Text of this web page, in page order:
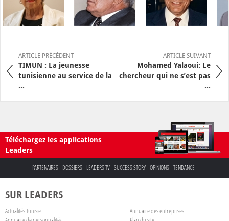
ARTICLE PRÉCÉDENT
TIMUN : La jeunesse
tunisienne au service de la
...
ARTICLE SUIVANT
Mohamed Yalaoui: Le
chercheur qui ne s’est pas
...
Téléchargez les applications
Leaders
PARTENAIRES DOSSIERS LEADERS TV SUCCESS STORY OPINIONS TENDANCE
SUR LEADERS
Actualités Tunisie
Annuaire des entreprises